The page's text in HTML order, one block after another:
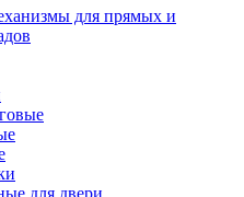
для прямых и
для двери